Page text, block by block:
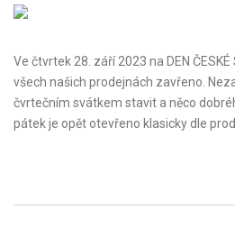
Ve čtvrtek 28. září 2023 na DEN
všech našich prodejnách zavřeno.
čvrtečním svátkem stavit a něco
pátek je opět otevřeno klasicky dle